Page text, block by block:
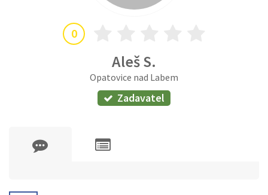
0
Aleš S.
Opatovice nad Labem
Zadavatel